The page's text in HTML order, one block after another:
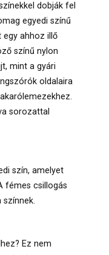
dobják fel
egyedi színű
egy ahhoz illő
színű nylon
mint a gyári
oldalaira
sorozattal
szín, amelyet
fémes csillogás
színnek.
Ez nem